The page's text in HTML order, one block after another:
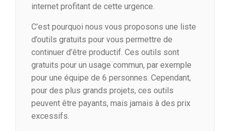
internet profitant de cette urgence.
C’est pourquoi nous vous proposons une liste
d’outils gratuits pour vous permettre de
continuer d’être productif. Ces outils sont
gratuits pour un usage commun, par exemple
pour une équipe de 6 personnes. Cependant,
pour des plus grands projets, ces outils
peuvent être payants, mais jamais à des prix
excessifs.